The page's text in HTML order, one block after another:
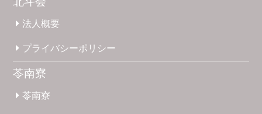
法人概要
プライバシーポリシー
苓南寮
苓南寮